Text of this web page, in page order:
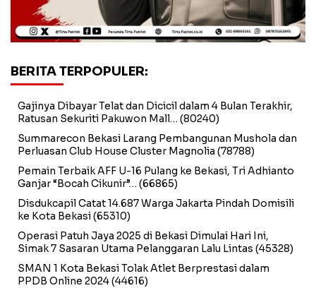
BERITA TERPOPULER:
Gajinya Dibayar Telat dan Dicicil dalam 4 Bulan Terakhir,
Ratusan Sekuriti Pakuwon Mall… (80240)
Summarecon Bekasi Larang Pembangunan Mushola dan
Perluasan Club House Cluster Magnolia (78788)
Pemain Terbaik AFF U-16 Pulang ke Bekasi, Tri Adhianto
Ganjar “Bocah Cikunir”… (66865)
Disdukcapil Catat 14.687 Warga Jakarta Pindah Domisili
ke Kota Bekasi(65310)
Operasi Patuh Jaya 2025 di Bekasi Dimulai Hari Ini,
Simak 7 Sasaran Utama Pelanggaran Lalu Lintas (45328)
SMAN 1 Kota Bekasi Tolak Atlet Berprestasi dalam
PPDB Online 2024(44616)